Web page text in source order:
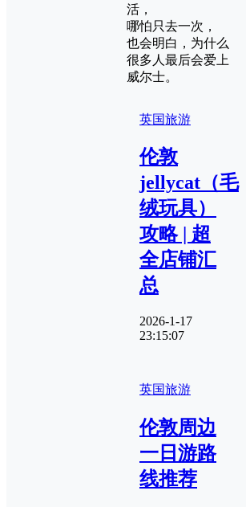
活，
哪怕只去一次，
也会明白，为什么
很多人最后会爱上
威尔士。
英国旅游
伦敦
jellycat（毛
绒玩具）
攻略 | 超
全店铺汇
总
2026-1-17
23:15:07
英国旅游
伦敦周边
一日游路
线推荐